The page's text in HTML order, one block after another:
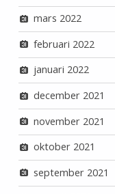
mars 2022
februari 2022
januari 2022
december 2021
november 2021
oktober 2021
september 2021